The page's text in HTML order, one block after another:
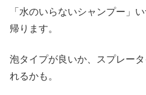
「水のいらないシャンプー」
帰ります。
泡タイプが良いか、スプレー
れるかも。